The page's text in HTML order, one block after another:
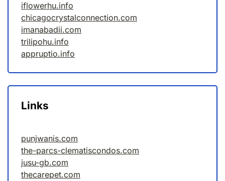
iflowerhu.info
chicagocrystalconnection.com
imanabadii.com
trilipohu.info
appruptio.info
Links
punjwanis.com
the-parcs-clematiscondos.com
jusu-gb.com
thecarepet.com